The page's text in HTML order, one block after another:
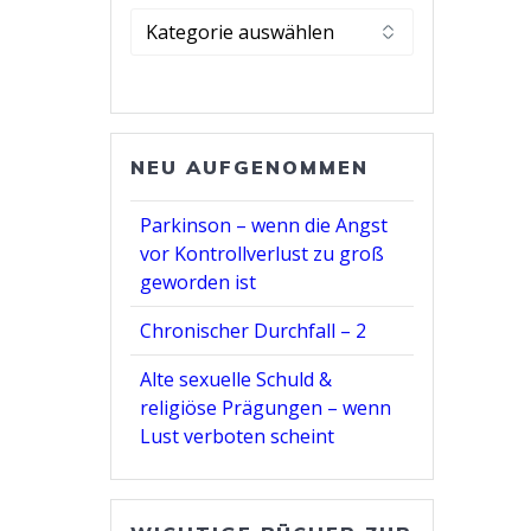
Kategorie
NEU AUFGENOMMEN
Parkinson – wenn die Angst
vor Kontrollverlust zu groß
geworden ist
Chronischer Durchfall – 2
Alte sexuelle Schuld &
religiöse Prägungen – wenn
Lust verboten scheint